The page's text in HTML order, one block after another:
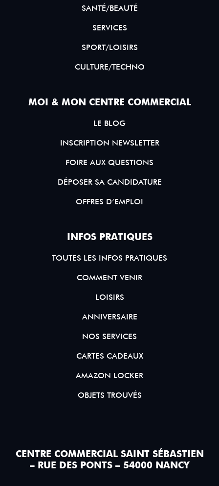
SANTÉ/BEAUTÉ
SERVICES
SPORT/LOISIRS
CULTURE/TECHNO
MOI & MON CENTRE COMMERCIAL
LE BLOG
INSCRIPTION NEWSLETTER
FOIRE AUX QUESTIONS
DÉPOSER SA CANDIDATURE
OFFRES D’EMPLOI
INFOS PRATIQUES
TOUTES LES INFOS PRATIQUES
COMMENT VENIR
LOISIRS
ANNIVERSAIRE
NOS SERVICES
CARTES CADEAUX
AMAZON LOCKER
OBJETS TROUVÉS
CENTRE COMMERCIAL SAINT SÉBASTIEN
– RUE DES PONTS – 54000 NANCY